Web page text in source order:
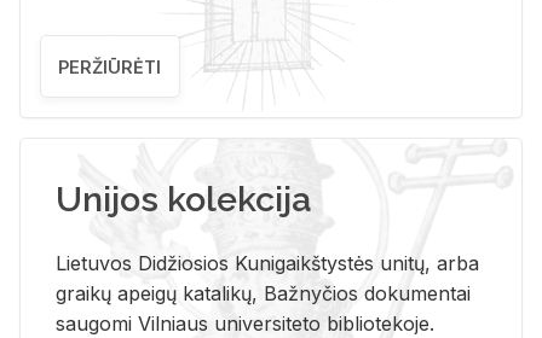
PERŽIŪRĖTI
Unijos kolekcija
Lietuvos Didžiosios Kunigaikštystės unitų, arba
graikų apeigų katalikų, Bažnyčios dokumentai
saugomi Vilniaus universiteto bibliotekoje.